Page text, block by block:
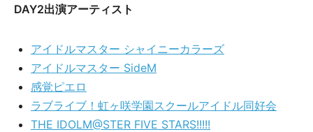
DAY2出演アーティスト
アイドルマスター シャイニーカラーズ
アイドルマスター SideM
感覚ピエロ
ラブライブ！虹ヶ咲学園スクールアイドル同好会
THE IDOLM@STER FIVE STARS!!!!!